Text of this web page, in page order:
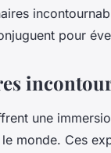
pour
une
monde. Ces